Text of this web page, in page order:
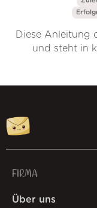
Diese Anleitung
und steht in
FIRMA
Über uns